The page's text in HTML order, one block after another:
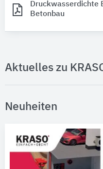
Druckwasserdichte
Betonbau
Aktuelles zu
Neuheiten